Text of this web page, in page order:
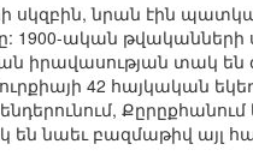
սկզբին, նրան էին
1900-ական
իրավասության տակ
42 հայկական
Քըրըքհանում
նաեւ բազմաթիվ այլ